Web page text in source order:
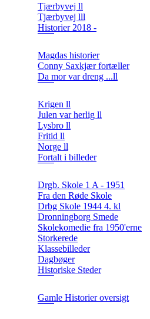
Tjærbyvej ll
Tjærbyvej lll
Historier 2018 -
Magdas historier
Conny Saxkjær fortæller
Da mor var dreng ...ll
Krigen ll
Julen var herlig ll
Lysbro ll
Fritid ll
Norge ll
Fortalt i billeder
Drgb. Skole 1 A - 1951
Fra den Røde Skole
Drbg Skole 1944 4. kl
Dronningborg Smede
Skolekomedie fra 1950'erne
Storkerede
Klassebilleder
Dagbøger
Historiske Steder
Gamle Historier oversigt